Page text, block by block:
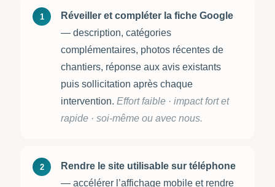
1
Réveiller et compléter la fiche Google
— description, catégories
complémentaires, photos récentes de
chantiers, réponse aux avis existants
puis sollicitation après chaque
intervention. Effort faible · impact fort et
rapide · soi-même ou avec nous.
2
Rendre le site utilisable sur téléphone
— accélérer l’affichage mobile et rendre